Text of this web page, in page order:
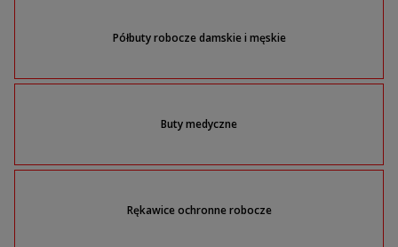
Półbuty robocze damskie i męskie
Buty medyczne
Rękawice ochronne robocze